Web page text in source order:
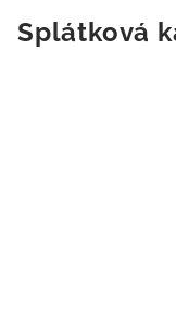
Splátková